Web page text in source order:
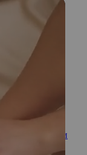
(даже если